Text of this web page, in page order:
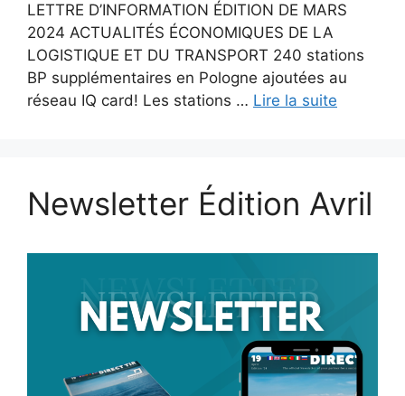
LETTRE D’INFORMATION ÉDITION DE MARS
2024 ACTUALITÉS ÉCONOMIQUES DE LA
LOGISTIQUE ET DU TRANSPORT 240 stations
BP supplémentaires en Pologne ajoutées au
réseau IQ card! Les stations … Lire la suite
Newsletter Édition Avril